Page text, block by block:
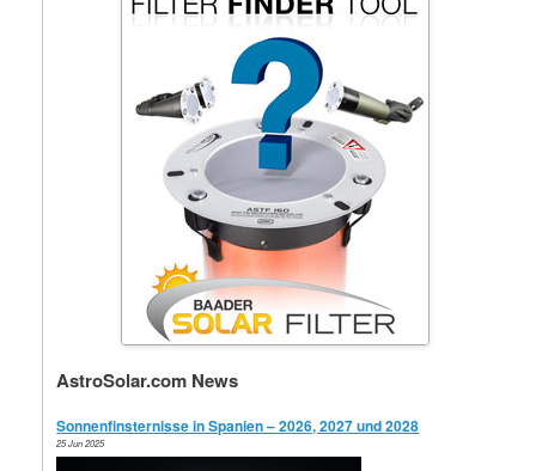
AstroSolar.com News
Sonnenfinsternisse in Spanien – 2026, 2027 und 2028
25 Jun 2025